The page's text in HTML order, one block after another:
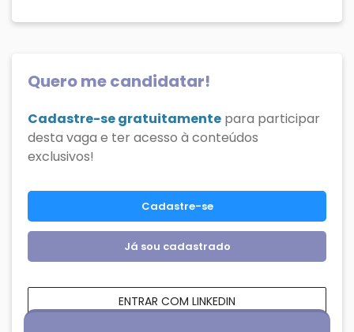
Quero me candidatar!
Cadastre-se gratuitamente para participar
desta vaga e ter acesso à conteúdos
exclusivos!
Cadastre-se
Já sou cadastrado
ENTRAR COM LINKEDIN